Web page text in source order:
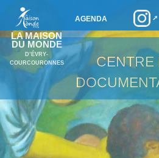
LA MAISON
DU MONDE
D’ÉVRY-
COURCOURONNES
AGENDA
CENTRE